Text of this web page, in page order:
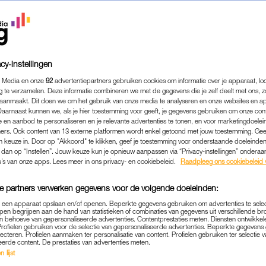
WENSEN IEDEREEN
MET PRACHTIGE
NIEUWS|LINDA.
28-11-2019 | LOTTE KUIPERS
van november en dat betekent:
feestdag op Instagram met een prachtige foto
instellingen
en onze 92 advertentiepartners gebruiken cookies om informatie over je apparaat,
te verzamelen. Deze informatie combineren we met de gegevens die je zelf deelt met ons,
Dit doen we om het gebruik van onze media te analyseren en onze websites en
kunnen we, als je hier toestemming voor geeft, je gegevens gebruiken om onze
en aanbod te personaliseren en je relevante advertenties te tonen, en voor
Ook content van 13 externe platformen wordt enkel getoond met jouw toestemming.
keuze in. Door op "Akkoord" te klikken, geef je toestemming voor onderstaande
op “Instellen”. Jouw keuze kun je opnieuw aanpassen via “Privacy-instellingen”
van onze apps. Lees meer in ons privacy- en cookiebeleid.
Raadpleeg ons cookiebeleid
partners verwerken gegevens voor de volgende doeleinden:
apparaat opslaan en/of openen. Beperkte gegevens gebruiken om advertenties te
begrijpen aan de hand van statistieken of combinaties van gegevens uit verschillende
behoeve van gepersonaliseerde advertenties. Contentprestaties meten. Diensten
gebruiken voor de selectie van gepersonaliseerde advertenties. Beperkte
Profielen aanmaken ter personalisatie van content. Profielen gebruiken ter selectie
content. De prestaties van advertenties meten.
lijst